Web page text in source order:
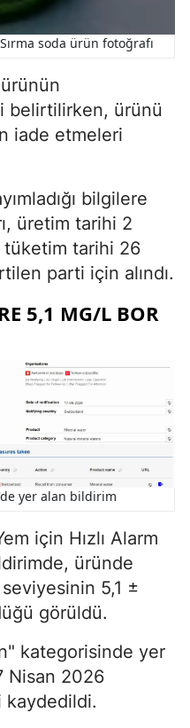
soda ürün fotoğrafı
belirtilirken, ürünü
iade etmeleri
bilgilere
üretim tarihi 2
tarihi 26
parti için alındı.
5,1 MG/L BOR
yer alan bildirim
için Hızlı Alarm
üründe
5,1 ±
görüldü.
kategorisinde yer
Nisan 2026
kaydedildi.